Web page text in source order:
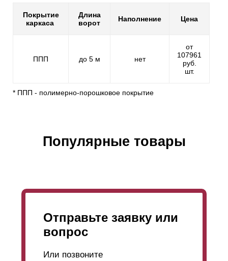
Покрытие
каркаса
Длина
ворот
Наполнение Цена
ППП до 5 м нет
от
107961
руб.
шт.
* ППП - полимерно-порошковое покрытие
Популярные товары
Отправьте заявку или
вопрос
Или позвоните